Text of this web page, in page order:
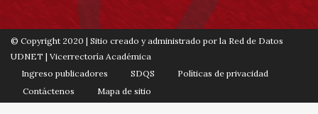
© Copyright 2020 | Sitio creado y administrado por la Red de Datos
UDNET | Vicerrectoría Académica
Ingreso publicadores
SDQS
Políticas de privacidad
Contáctenos
Mapa de sitio